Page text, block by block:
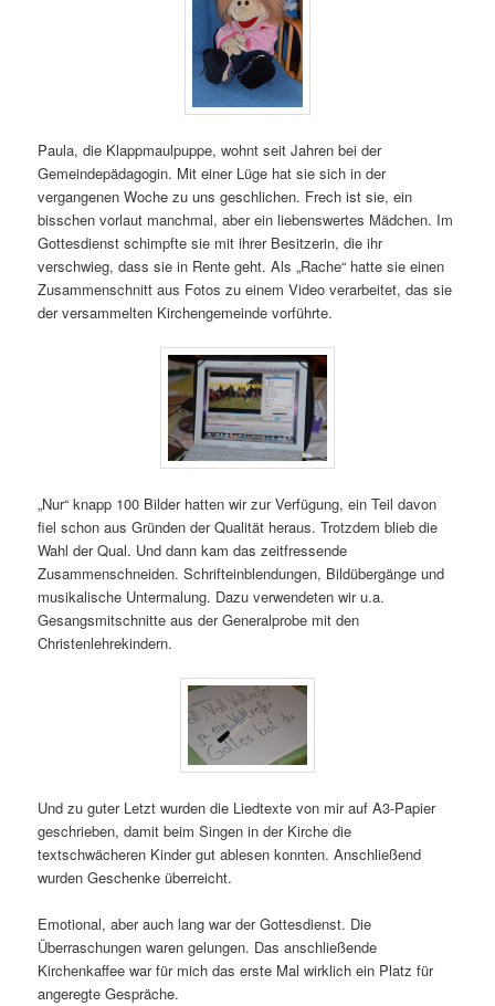
Paula, die Klappmaulpuppe, wohnt seit Jahren bei der
Gemeindepädagogin. Mit einer Lüge hat sie sich in der
vergangenen Woche zu uns geschlichen. Frech ist sie, ein
bisschen vorlaut manchmal, aber ein liebenswertes Mädchen. Im
Gottesdienst schimpfte sie mit ihrer Besitzerin, die ihr
verschwieg, dass sie in Rente geht. Als „Rache“ hatte sie einen
Zusammenschnitt aus Fotos zu einem Video verarbeitet, das sie
der versammelten Kirchengemeinde vorführte.
„Nur“ knapp 100 Bilder hatten wir zur Verfügung, ein Teil davon
fiel schon aus Gründen der Qualität heraus. Trotzdem blieb die
Wahl der Qual. Und dann kam das zeitfressende
Zusammenschneiden. Schrifteinblendungen, Bildübergänge und
musikalische Untermalung. Dazu verwendeten wir u.a.
Gesangsmitschnitte aus der Generalprobe mit den
Christenlehrekindern.
Und zu guter Letzt wurden die Liedtexte von mir auf A3-Papier
geschrieben, damit beim Singen in der Kirche die
textschwächeren Kinder gut ablesen konnten. Anschließend
wurden Geschenke überreicht.
Emotional, aber auch lang war der Gottesdienst. Die
Überraschungen waren gelungen. Das anschließende
Kirchenkaffee war für mich das erste Mal wirklich ein Platz für
angeregte Gespräche.